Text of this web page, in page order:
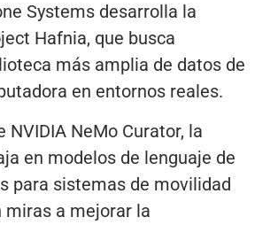
Systems desarrolla la
Hafnia, que busca
más amplia de datos de
en entornos reales.
NVIDIA NeMo Curator, la
en modelos de lenguaje de
para sistemas de movilidad
miras a mejorar la